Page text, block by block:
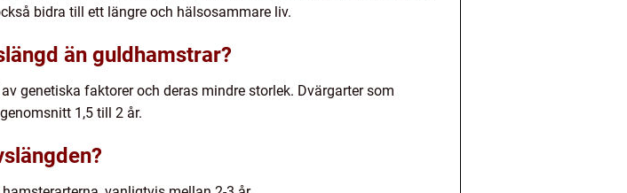
bidra till ett längre och hälsosammare liv.
än guldhamstrar?
genetiska faktorer och deras mindre storlek. Dvärgarter som
1,5 till 2 år.